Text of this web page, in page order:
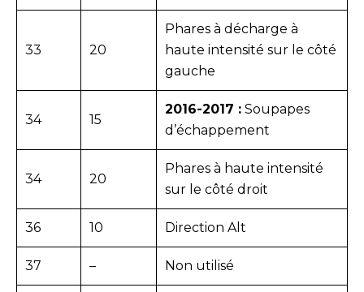
33 20
Phares à décharge à
haute intensité sur le côté
gauche
34 15
2016-2017 : Soupapes
d’échappement
34 20
Phares à haute intensité
sur le côté droit
36 10 Direction Alt
37 – Non utilisé